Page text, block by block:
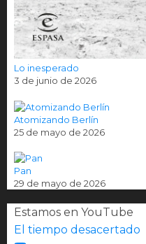
Lo inesperado
3 de junio de 2026
Atomizando Berlín
25 de mayo de 2026
Pan
29 de mayo de 2026
Estamos en YouTube
El tiempo desacertado